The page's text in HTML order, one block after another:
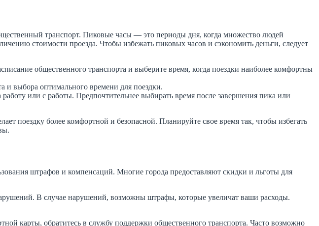
транспорт. Пиковые часы — это периоды дня, когда множество людей
стоимости проезда. Чтобы избежать пиковых часов и сэкономить деньги, следует
общественного транспорта и выберите время, когда поездки наиболее комфортны
и выбора оптимального времени для поездки.
или с работы. Предпочтительнее выбирать время после завершения пика или
поездку более комфортной и безопасной. Планируйте свое время так, чтобы избегать
штрафов и компенсаций. Многие города предоставляют скидки и льготы для
В случае нарушений, возможны штрафы, которые увеличат ваши расходы.
карты, обратитесь в службу поддержки общественного транспорта. Часто возможно